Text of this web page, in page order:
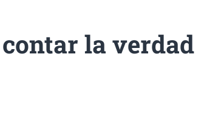
la verdad